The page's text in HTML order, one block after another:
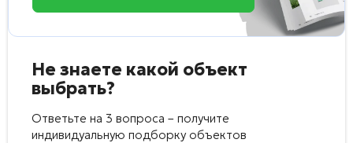
Не знаете какой объект
выбрать?
Ответьте на 3 вопроса – получите
индивидуальную подборку объектов